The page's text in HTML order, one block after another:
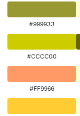
#999933
#CCCC00
#FF9966